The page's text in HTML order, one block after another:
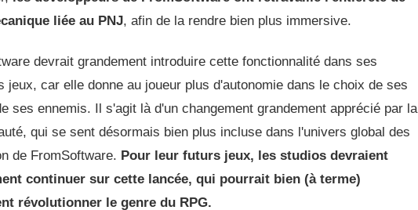
liée au PNJ, afin de la rendre bien plus immersive.
devrait grandement introduire cette fonctionnalité dans ses
jeux, car elle donne au joueur plus d'autonomie dans le choix de ses
ses ennemis. Il s'agit là d'un changement grandement apprécié par la
qui se sent désormais bien plus incluse dans l'univers global des
de FromSoftware. Pour leur futurs jeux, les studios devraient
continuer sur cette lancée, qui pourrait bien (à terme)
révolutionner le genre du RPG.